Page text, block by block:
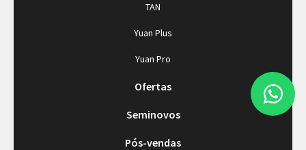
TAN
Yuan Plus
Yuan Pro
Ofertas
Seminovos
Pós-vendas